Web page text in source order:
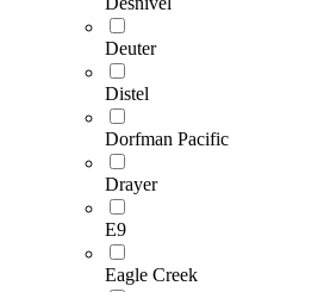
Deuter
Distel
Dorfman Pacific
Drayer
E9
Eagle Creek